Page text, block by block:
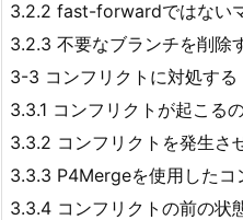
3.2.2 fast-forwardではない
3.2.3 不要なブランチを削除
3-3 コンフリクトに対処する
3.3.1 コンフリクトが起こる
3.3.2 コンフリクトを発生さ
3.3.3 P4Mergeを使用したコ
3.3.4 コンフリクトの前の状